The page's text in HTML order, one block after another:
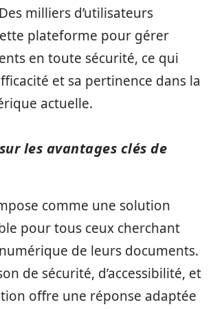
milliers d’utilisateurs
plateforme pour gérer
en toute sécurité, ce qui
et sa pertinence dans la
actuelle.
les avantages clés de
comme une solution
pour tous ceux cherchant
de leurs documents.
de sécurité, d’accessibilité, et
offre une réponse adaptée